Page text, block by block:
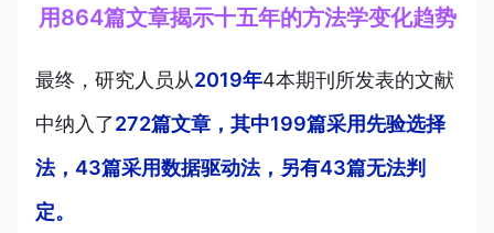
用864篇文章揭示十五年的方法学变化趋势
最终，研究人员从2019年4本期刊所发表的文献
中纳入了272篇文章，其中199篇采用先验选择
法，43篇采用数据驱动法，另有43篇无法判
定。